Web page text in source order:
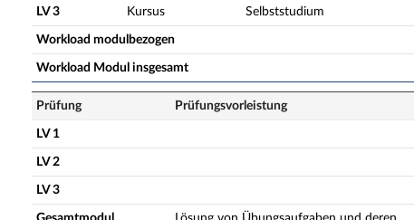
LV 3 Kursus Selbststudium
Workload modulbezogen
Workload Modul insgesamt
Prüfung Prüfungsvorleistung
LV 1
LV 2
LV 3